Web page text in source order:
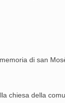
di san
chiesa della